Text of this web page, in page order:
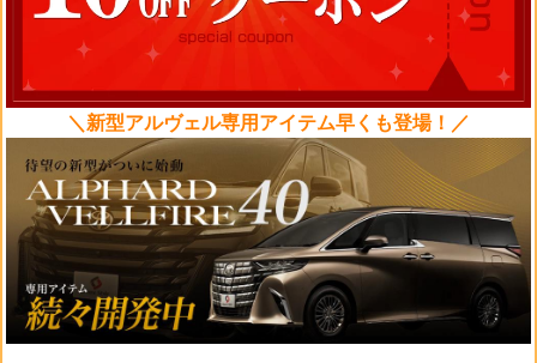
＼新型アルヴェル専用アイテム早くも登場！／